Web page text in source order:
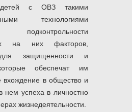
детей с ОВЗ такими
технологиями
подконтрольности
на них факторов,
защищенности и
обеспечат им
вхождение в общество и
нем успеха в личностно
жизнедеятельности.